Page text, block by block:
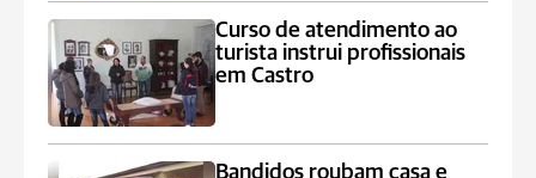
Curso de atendimento ao
turista instrui profissionais
em Castro
Bandidos roubam casa e